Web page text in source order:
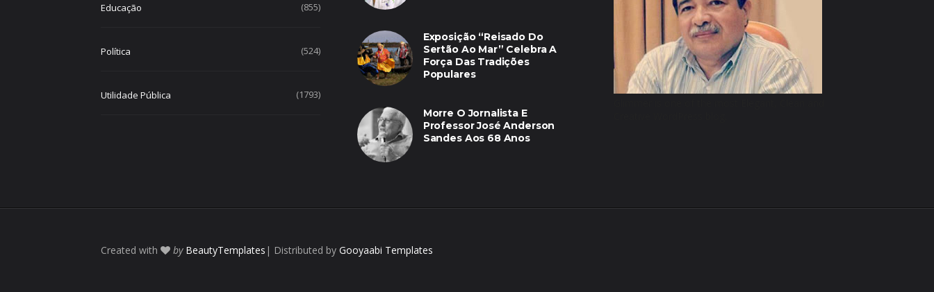
Educação (855)
Política (524)
Utilidade Pública (1793)
Exposição “Reisado Do
Sertão Ao Mar” Celebra A
Força Das Tradições
Populares
Morre O Jornalista E
Professor José Anderson
Sandes Aos 68 Anos
Created with by BeautyTemplates | Distributed by Gooyaabi Templates